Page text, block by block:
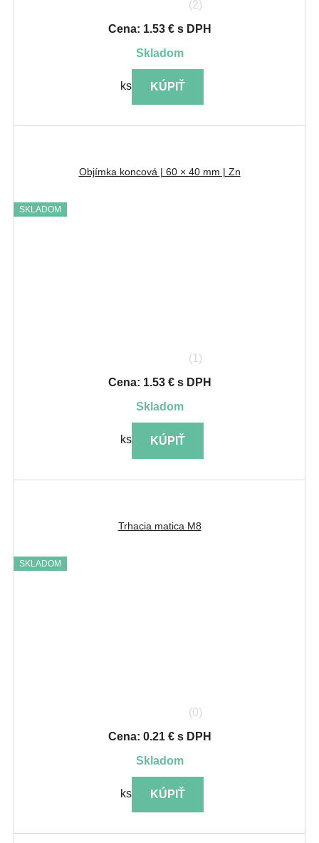
(2)
Cena: 1.53 € s DPH
skladom
ks KÚPIŤ
Objímka koncová | 60 × 40 mm | Zn
SKLADOM
(1)
Cena: 1.53 € s DPH
skladom
ks KÚPIŤ
Trhacia matica M8
SKLADOM
(0)
Cena: 0.21 € s DPH
skladom
ks KÚPIŤ